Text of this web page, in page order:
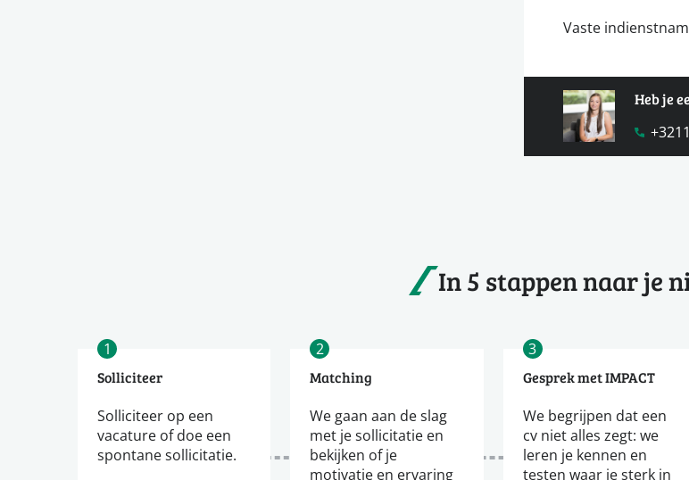
Vaste
Heb je
In 5 stappen naar je
1
Solliciteer
Solliciteer op een
vacature of doe een
spontane sollicitatie.
2
Matching
We gaan aan de slag
met je sollicitatie en
bekijken of je
motivatie en ervaring
3
Gesprek met IMPACT
We begrijpen dat een
cv niet alles zegt: we
leren je kennen en
testen waar je sterk in